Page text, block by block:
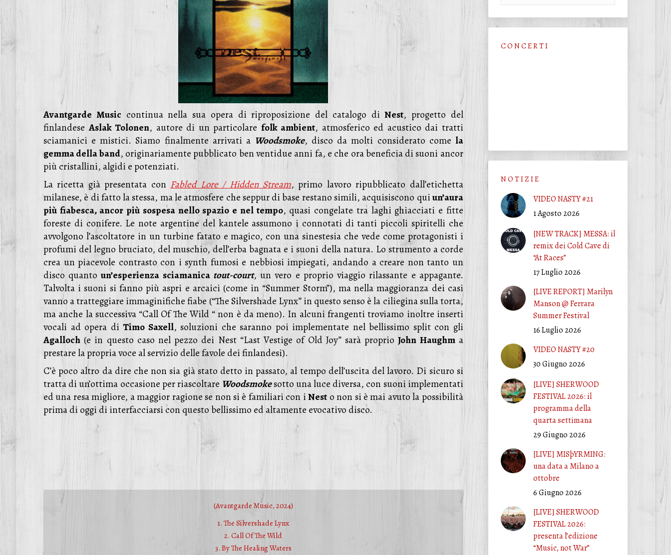
Avantgarde Music continua nella sua opera di riproposizione del catalogo diNest, progetto del
finlandeseAslak Tolonen, autore di un particolare folk ambient, atmosferico ed acustico dai tratti
sciamanici e mistici. Siamo finalmente arrivati a Woodsmoke, disco da molti considerato come la
gemma della band, originariamente pubblicato ben ventidue anni fa, e che ora beneficia di suoni ancor
più cristallini, algidi e potenziati.
La ricetta già presentata con Fabled Lore / Hidden Stream, primo lavoro ripubblicato dall’etichetta
milanese, è di fatto la stessa, ma le atmosfere che seppur di base restano simili, acquisiscono quiun’aura
più fiabesca, ancor più sospesa nello spazio e nel tempo, quasi congelate tra laghi ghiacciati e fitte
foreste di conifere. Le note argentine del kantele assumono i connotati di tanti piccoli spiritelli che
avvolgono l’ascoltatore in un turbine fatato e magico, con una sinestesia che vede come protagonisti i
profumi del legno bruciato, del muschio, dell’erba bagnata e i suoni della natura. Lo strumento a corde
crea un piacevole contrasto con i synth fumosi e nebbiosi impiegati, andando a creare non tanto un
disco quantoun’esperienza sciamanica tout-court, un vero e proprio viaggio rilassante e appagante.
Talvolta i suoni si fanno più aspri e arcaici (come in “Summer Storm”), ma nella maggioranza dei casi
vanno a tratteggiare immaginifiche fiabe (“The Silvershade Lynx” in questo senso è la ciliegina sulla torta,
ma anche la successiva “Call Of The Wild “ non è da meno). In alcuni frangenti troviamo inoltre inserti
vocali ad opera di Timo Saxell, soluzioni che saranno poi implementate nel bellissimo split con gli
Agalloch (e in questo caso nel pezzo dei Nest “Last Vestige of Old Joy” sarà proprioJohn Haughma
prestare la propria voce al servizio delle favole dei finlandesi).
C’è poco altro da dire che non sia già stato detto in passato, al tempo dell’uscita del lavoro. Di sicuro si
tratta di un’ottima occasione per riascoltare Woodsmokesotto una luce diversa, con suoni implementati
ed una resa migliore, a maggior ragione se non si è familiari con iNest o non si è mai avuto la possibilità
prima di oggi di interfacciarsi con questo bellissimo ed altamente evocativo disco.
(Avantgarde Music, 2024)
1. The Silvershade Lynx
2. Call Of The Wild
3. By The Healing Waters
C O N C E R T I
N O T I Z I E
VIDEO NASTY #21
1 Agosto 2026
[NEW TRACK] MESSA: il
remix dei Cold Cave di
“At Races”
17 Luglio 2026
[LIVE REPORT] Marilyn
Manson @ Ferrara
Summer Festival
16 Luglio 2026
VIDEO NASTY #20
30 Giugno 2026
[LIVE] SHERWOOD
FESTIVAL 2026: il
programma della
quarta settimana
29 Giugno 2026
[LIVE] MISþYRMING:
una data a Milano a
ottobre
6 Giugno 2026
[LIVE] SHERWOOD
FESTIVAL 2026:
presenta l’edizione
“Music, not War”